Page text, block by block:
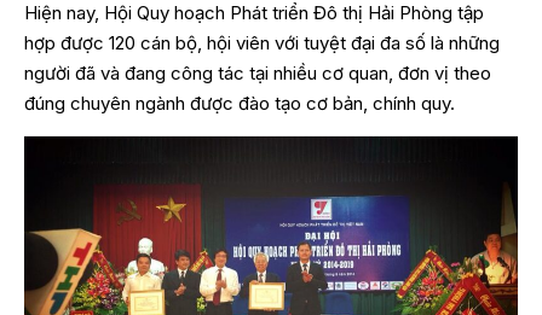
Hiện nay, Hội Quy hoạch Phát triển Đô thị Hải Phòng tập
hợp được 120 cán bộ, hội viên với tuyệt đại đa số là những
người đã và đang công tác tại nhiều cơ quan, đơn vị theo
đúng chuyên ngành được đào tạo cơ bản, chính quy.